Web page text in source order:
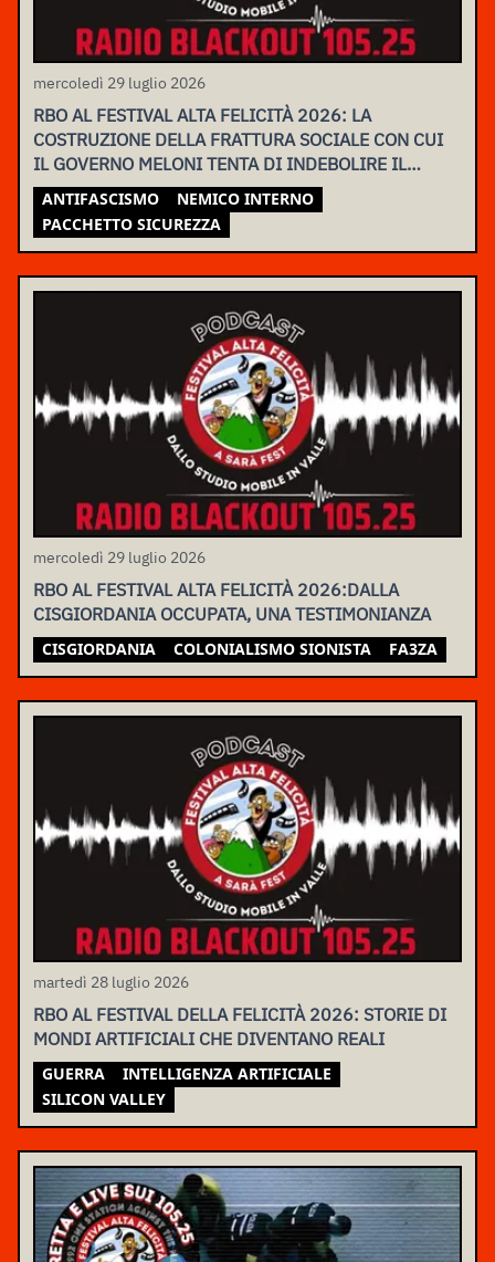
mercoledì 29 luglio 2026
RBO AL FESTIVAL ALTA FELICITÀ 2026: LA
COSTRUZIONE DELLA FRATTURA SOCIALE CON CUI
IL GOVERNO MELONI TENTA DI INDEBOLIRE IL
MOVIMENTO
ANTIFASCISMO
NEMICO INTERNO
PACCHETTO SICUREZZA
mercoledì 29 luglio 2026
RBO AL FESTIVAL ALTA FELICITÀ 2026:DALLA
CISGIORDANIA OCCUPATA, UNA TESTIMONIANZA
CISGIORDANIA COLONIALISMO SIONISTA FA3ZA
martedì 28 luglio 2026
RBO AL FESTIVAL DELLA FELICITÀ 2026: STORIE DI
MONDI ARTIFICIALI CHE DIVENTANO REALI
GUERRA
INTELLIGENZA ARTIFICIALE
SILICON VALLEY